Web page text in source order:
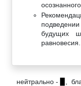
будущих
равновесия.
нейтрально - ,